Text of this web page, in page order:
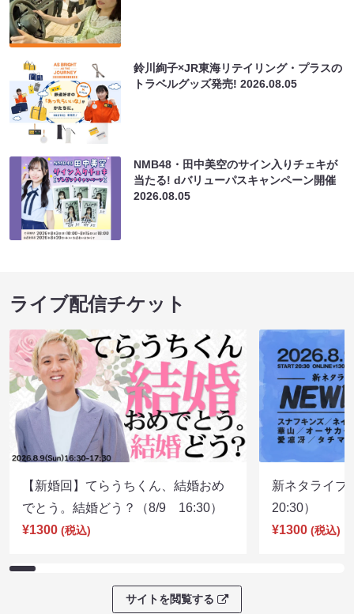
鈴川絢子×JR東海リテイリング・プラスの
トラベルグッズ発売!2026.08.05
NMB48・田中美空のサイン入りチェキが
当たる! dバリューパスキャンペーン開催
2026.08.05
ライブ配信チケット
【新婚回】てらうちくん、結婚おめ
でとう。結婚どう？（8/9 16:30）
¥1300 (税込)
新ネタライ
20:30）
¥1300 (税込)
サイトを閲覧する